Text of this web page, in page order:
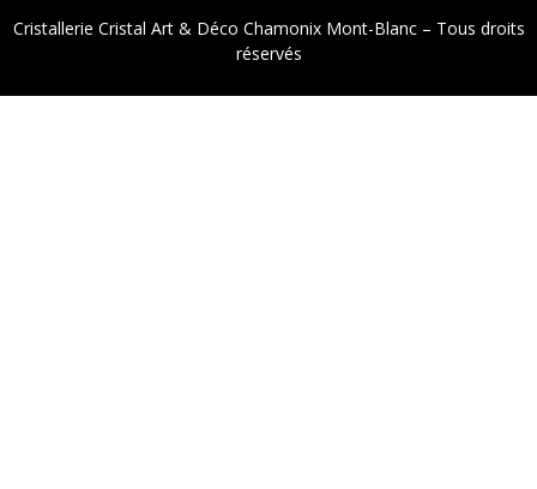
Cristallerie Cristal Art & Déco Chamonix Mont-Blanc – Tous droits
réservés